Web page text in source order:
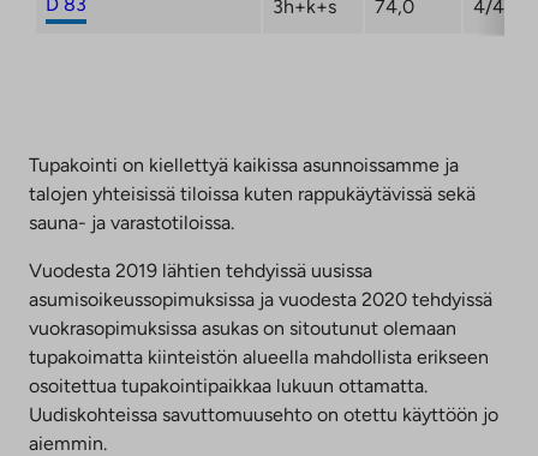
3h+k+s 74,0 4/4
Tupakointi on kiellettyä kaikissa asunnoissamme ja
talojen yhteisissä tiloissa kuten rappukäytävissä sekä
sauna- ja varastotiloissa.
Vuodesta 2019 lähtien tehdyissä uusissa
asumisoikeussopimuksissa ja vuodesta 2020 tehdyissä
vuokrasopimuksissa asukas on sitoutunut olemaan
tupakoimatta kiinteistön alueella mahdollista erikseen
osoitettua tupakointipaikkaa lukuun ottamatta.
Uudiskohteissa savuttomuusehto on otettu käyttöön jo
aiemmin.